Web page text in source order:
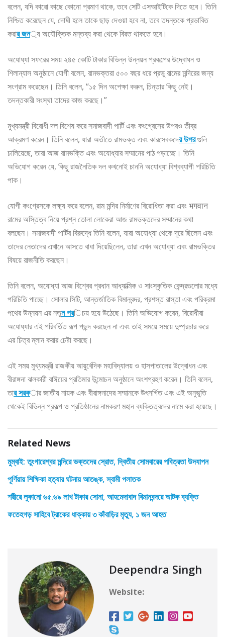
বলেন, যদি কারো কাছে কোনো প্রমাণ থাকে, তবে সেটি এসআইটিকে দিতে হবে। তিনি
নিশ্চিত করেছেন যে, দোষী হলে তাকে ছাড় দেওয়া হবে না, তবে তদন্তকে প্রভাবিত
করার জন্য অযৌক্তিক মন্তব্য করা থেকে বিরত থাকতে হবে।
অযোধ্যা সফরের সময় ২৪৫ কোটি টাকার বিভিন্ন উন্নয়ন প্রকল্পের উদ্বোধন ও
শিলান্যাস অনুষ্ঠানে যোগী বলেন, রামভক্তরা ৫০০ বছর ধরে প্রভু রামের মন্দিরের জন্য
সংগ্রাম করেছেন। তিনি বলেন, “১৫ দিন অপেক্ষা করুন, চিন্তার কিছু নেই।
তদন্তকারী সংস্থা তাদের কাজ করছে।”
মুখ্যমন্ত্রী বিরোধী দল বিশেষ করে সমাজবাদী পার্টি এবং কংগ্রেসের উপরও তীব্র
আক্রমণ করেন। তিনি বলেন, যারা অতীতে রামভক্ত এবং কারসেবকদের উপরগুলি
চালিয়েছে, তারা আজ রামভক্তি এবং অযোধ্যার সম্মানের পাঠ পড়াচ্ছে। তিনি
অভিযোগ করেন যে, কিছু রাজনৈতিক দল কখনোই চাননি অযোধ্যা বিশ্বব্যাপী পরিচিতি
পাক।
যোগী কংগ্রেসকে লক্ষ্য করে বলেন, রাম মন্দির নির্মাণের বিরোধিতা করা এবং भगवान
রামের অস্তিত্ব নিয়ে প্রশ্ন তোলা লোকেরা আজ রামভক্তদের সম্মানের কথা
বলছেন। সমাজবাদী পার্টির বিরুদ্ধে তিনি বলেন, যারা অযোধ্যা থেকে দূরে ছিলেন এবং
তাদের নেতাদের এখানে আসতে বাধা দিয়েছিলেন, তারা এখন অযোধ্যা এবং রামভক্তির
বিষয়ে রাজনীতি করছেন।
তিনি বলেন, অযোধ্যা আজ বিশ্বের প্রধান আধ্যাত্মিক ও সাংস্কৃতিক কেন্দ্রগুলোর মধ্যে
পরিচিতি পাচ্ছে। সোলার সিটি, আন্তর্জাতিক বিমানবন্দর, প্রশস্ত রাস্তা এবং পরিক্রমা
পথের উন্নয়ন এর নতুন পরিচয় হয়ে উঠেছে। তিনি অভিযোগ করেন, বিরোধীরা
অযোধ্যার এই পরিবর্তিত রূপ পছন্দ করছেন না এবং তাই সময়ে সময়ে দুষ্প্রচার করে
এর চিত্র ম্লান করার চেষ্টা করছে।
এই সময় মুখ্যমন্ত্রী রাজকীয় আয়ুর্বেদিক মহাবিদ্যালয় ও হাসপাতালের উদ্বোধন এবং
বীরাঙ্গনা ঝলকারী বাঈয়ের প্রতিমার উন্মোচন অনুষ্ঠানে অংশগ্রহণ করেন। তিনি বলেন,
তার সরকার জাতীয় নায়ক এবং বীরাঙ্গনাদের সম্মানকে উৎসর্গিত এবং এই অনুভূতি
থেকেই বিভিন্ন প্রকল্প ও প্রতিষ্ঠানের নামকরণ মহান ব্যক্তিত্বদের নামে করা হয়েছে।
Related News
মুম্বাই: তুংগারেশ্বর মন্দিরে ভক্তদের স্রোত, দ্বিতীয় সোমবারের পবিত্রতা উদযাপন
পূর্ণিয়ায় শিক্ষিকা হত্যার ঘটনায় আতঙ্ক, স্বামী পলাতক
শরীরে লুকানো ৬৫.৬৯ লাখ টাকার সোনা, আহমেদাবাদ বিমানবন্দরে আটক ব্যক্তি
ফতেহগড় সাহিবে ট্রাকের ধাক্কায় ৩ কাঁবাড়ির মৃত্যু, ১ জন আহত
Deependra Singh
Website: